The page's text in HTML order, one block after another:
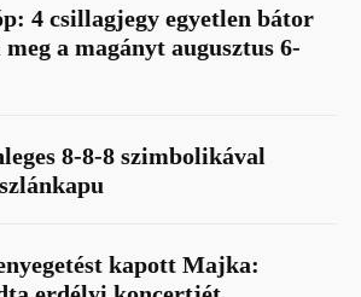
4 csillagjegy egyetlen bátor
a magányt augusztus 6-
8-8-8 szimbolikával
kapott Majka: